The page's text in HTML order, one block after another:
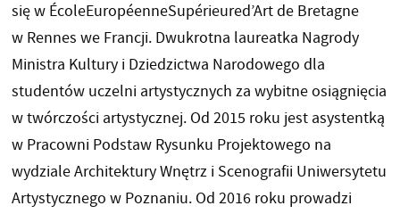
się w ÉcoleEuropéenneSupérieured’Art de Bretagne
w Rennes we Francji. Dwukrotna laureatka Nagrody
Ministra Kultury i Dziedzictwa Narodowego dla
studentów uczelni artystycznych za wybitne osiągnięcia
w twórczości artystycznej. Od 2015 roku jest asystentką
w Pracowni Podstaw Rysunku Projektowego na
wydziale Architektury Wnętrz i Scenografii Uniwersytetu
Artystycznego w Poznaniu. Od 2016 roku prowadzi